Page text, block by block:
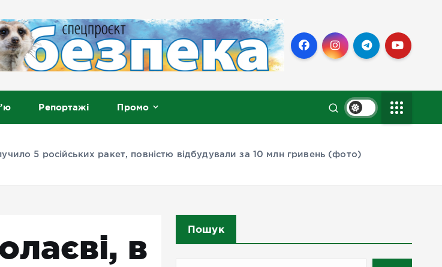
Репортажі Промо
5 російських ракет, повністю відбудували за 10 млн гривень (фото)
в
Пошук